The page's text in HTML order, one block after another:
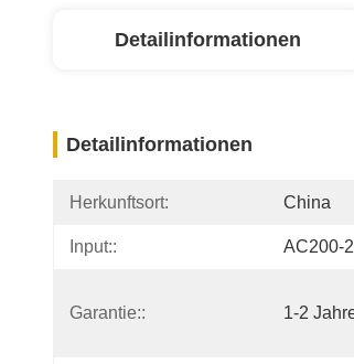
Detailinformationen
Detailinformationen
Herkunftsort: China
Input:: AC200-
Garantie:: 1-2